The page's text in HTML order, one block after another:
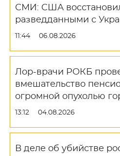
СМИ: США
разведданными с
11:44 06.08.2026
Лор-врачи РОКБ
вмешательство
огромной опухолью
13:12 04.08.2026
В деле об убийстве